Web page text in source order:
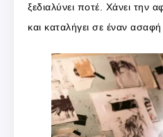
ξεδιαλύνει ποτέ. Χάνει την
και καταλήγει σε έναν